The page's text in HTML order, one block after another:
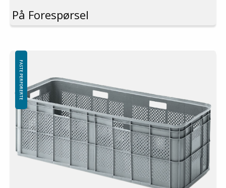
Standardfarge: Grå
Logistikk: 3 stk/pallplasser (113x113x240 cm)
Denne spesielle dimensjonen på Palleboks krever en minimums
bestilling på mellom 200-2000 stk. Kontakt oss for mer informasjon.
På Forespørsel
FASTE PERFORERTE